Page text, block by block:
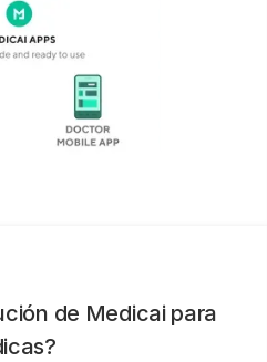
de Medicai para